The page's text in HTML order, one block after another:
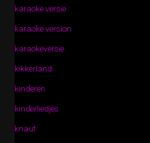
karaoke versie
karaoke version
karaokeversie
kikkerland
kinderen
kinderliedjes
knauf